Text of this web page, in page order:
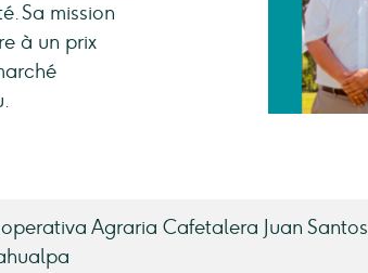
Sa mission
à un prix
Agraria Cafetalera Juan Santos